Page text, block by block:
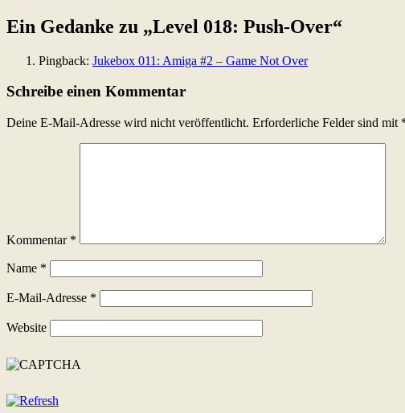
Ein Gedanke zu „Level 018: Push-Over“
Pingback: Jukebox 011: Amiga #2 – Game Not Over
Schreibe einen Kommentar
Deine E-Mail-Adresse wird nicht veröffentlicht. Erforderliche Felder sind mit
Kommentar *
Name *
E-Mail-Adresse *
Website